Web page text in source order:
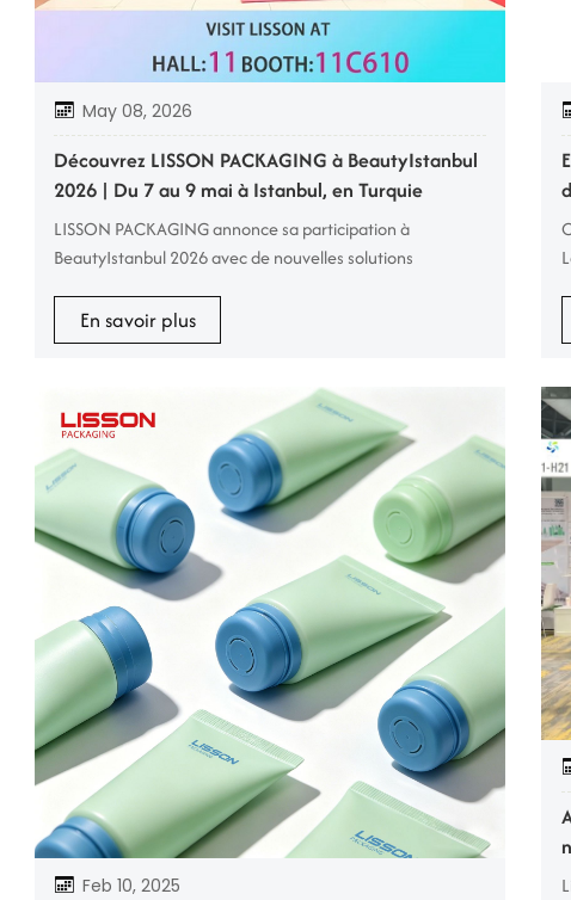
May 08, 2026
Découvrez LISSON PACKAGING à BeautyIstanbul
2026 | Du 7 au 9 mai à Istanbul, en Turquie
LISSON PACKAGING annonce sa participation à
BeautyIstanbul 2026 avec de nouvelles solutions
leader d'emballages cosmétiques et fournisseur de
solutions d'emballage complètes, est ravi d'annoncer sa
des salons professionnels les plus influents au monde dans
les domaines des cosmétiques, ...
En savoir plus
Feb 10, 2025